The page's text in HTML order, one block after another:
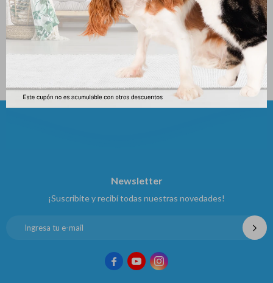
Histocrem 100gr
$528
Champoo Clorhexidina 250cc
1%
601
Newsletter
¡Suscribite y recibí todas nuestras novedades!
  